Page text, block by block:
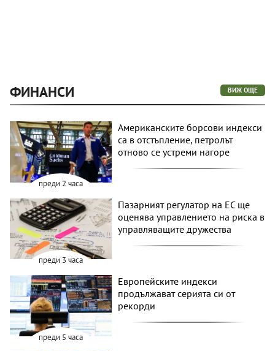
ФИНАНСИ ВИЖ ОЩЕ
преди 2 часа
Американските борсови индекси
са в отстъпление, петролът
отново се устреми нагоре
преди 3 часа
Пазарният регулатор на ЕС ще
оценява управлението на риска в
управляващите дружества
преди 5 часа
Европейските индекси
продължават серията си от
рекорди